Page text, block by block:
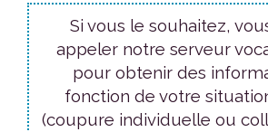
Si vous le souhaitez,
appeler notre serveur
pour obtenir des
fonction de votre
(coupure individuelle ou